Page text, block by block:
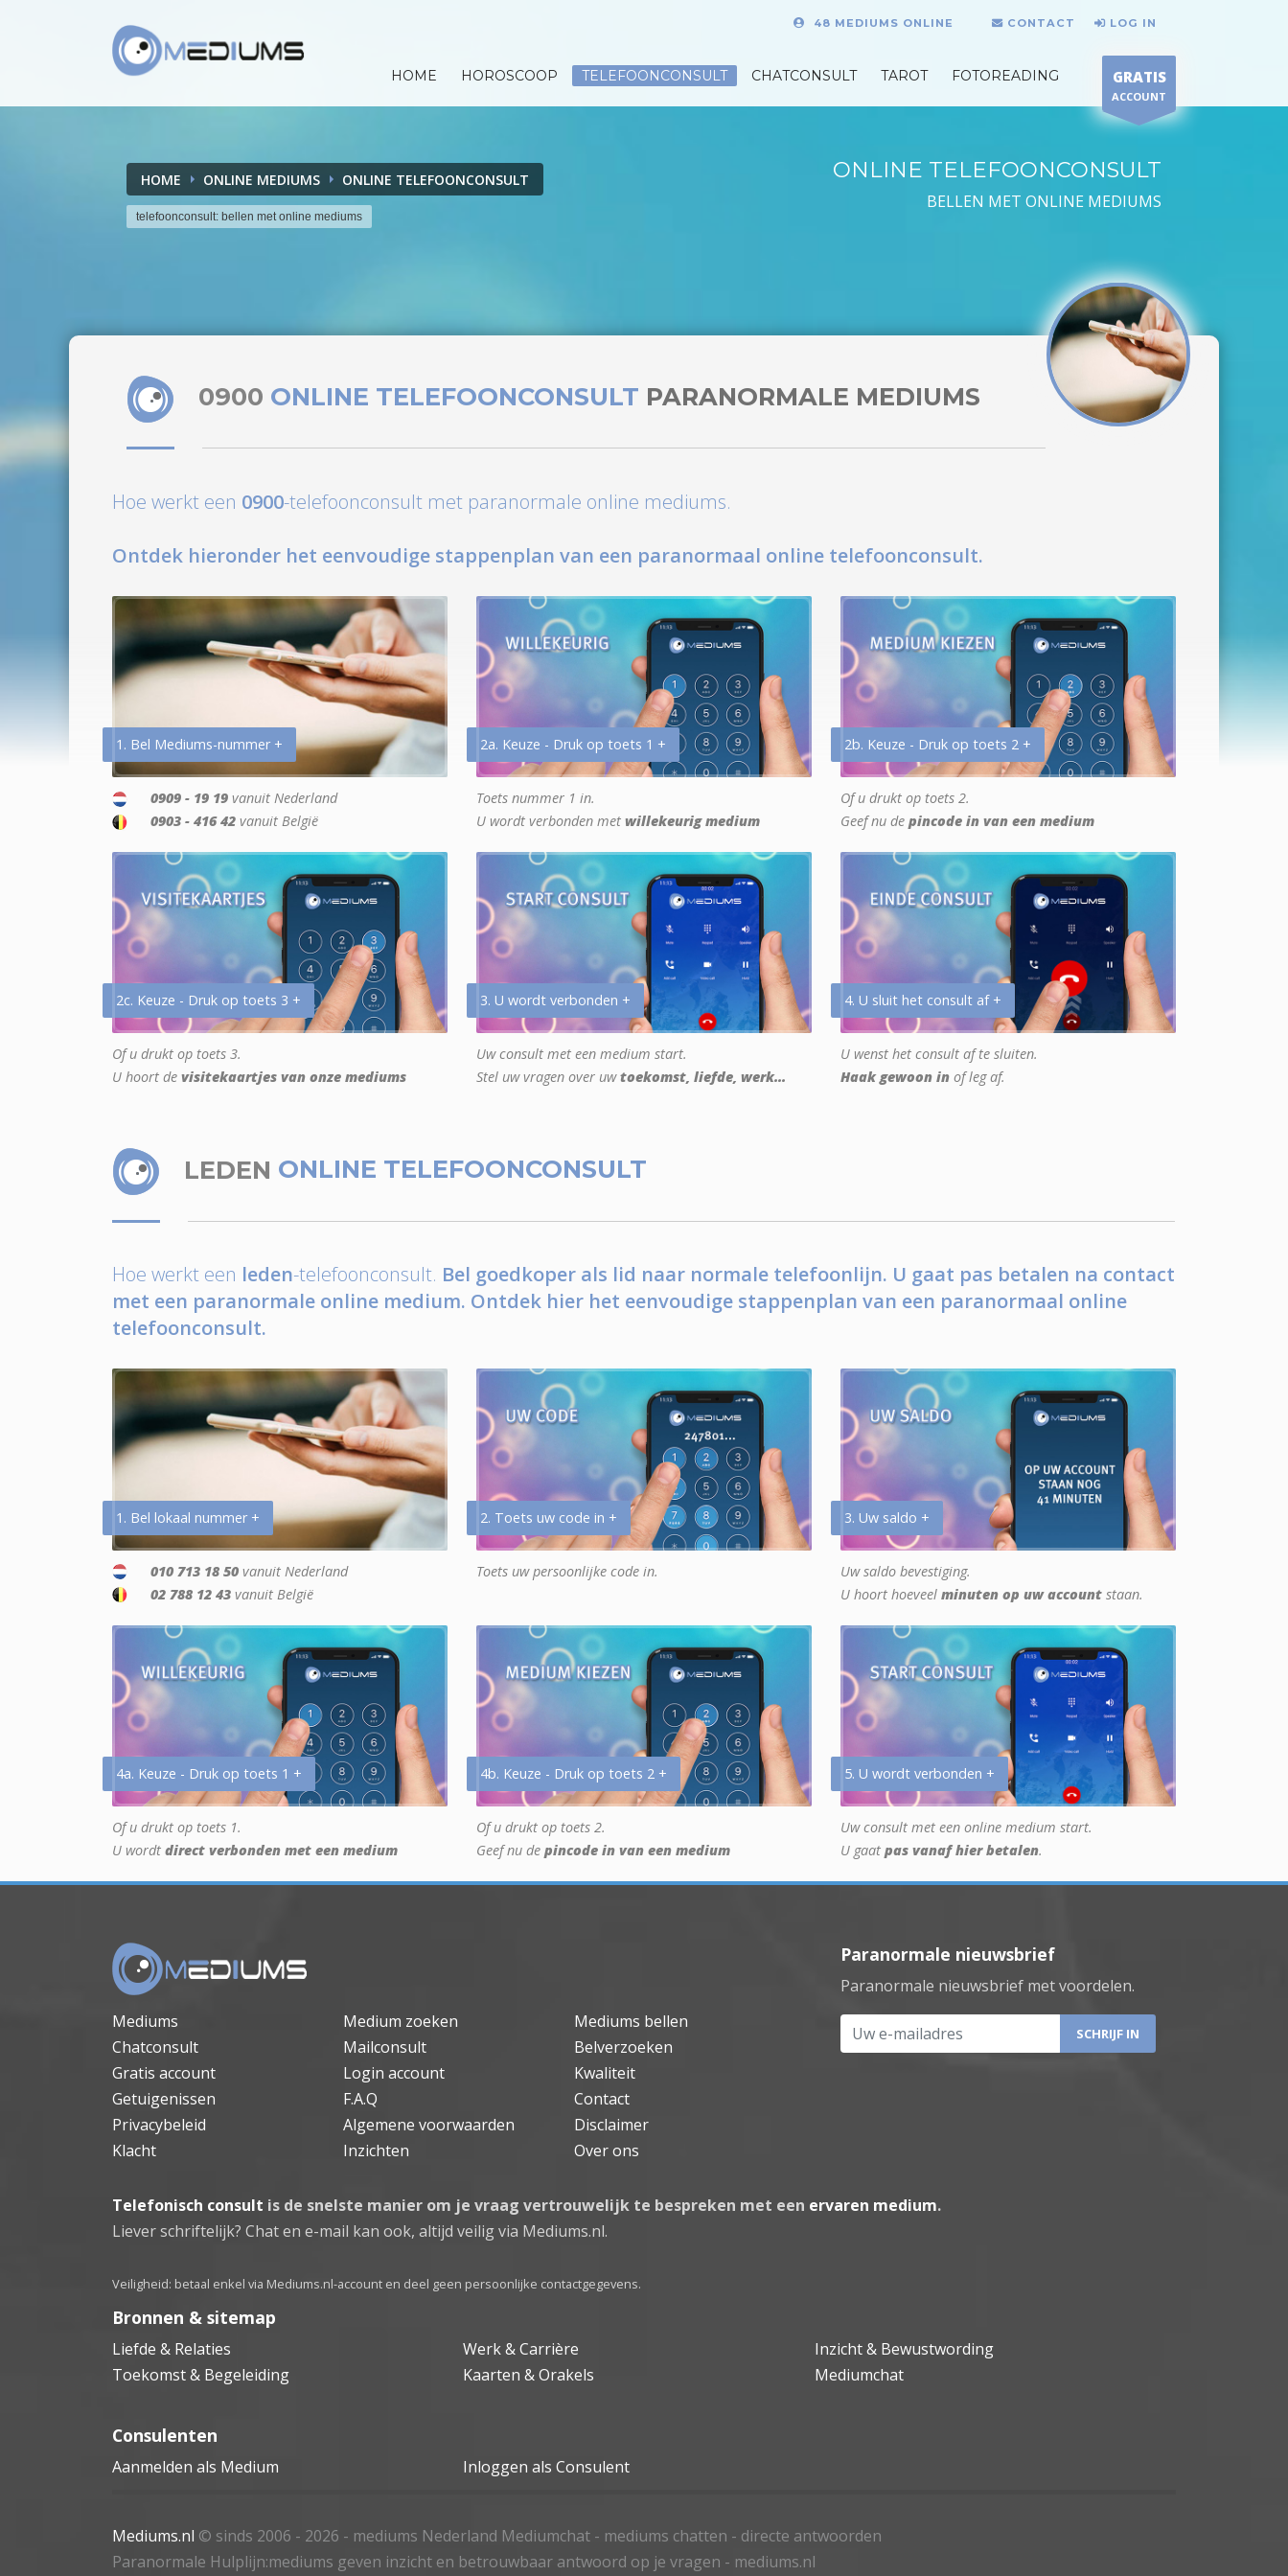
48 MEDIUMS ONLINE CONTACT LOG IN
HOME HOROSCOOP TELEFOONCONSULT CHATCONSULT TAROT FOTOREADING GRATIS
ACCOUNT
HOME ONLINE MEDIUMS ONLINE TELEFOONCONSULT
telefoonconsult: bellen met online mediums
ONLINE TELEFOONCONSULT
BELLEN MET ONLINE MEDIUMS
0900 ONLINE TELEFOONCONSULT PARANORMALE MEDIUMS
Hoe werkt een 0900-telefoonconsult met paranormale online mediums.
Ontdek hieronder het eenvoudige stappenplan van een paranormaal online telefoonconsult.
1. Bel Mediums-nummer +
0909 - 19 19 vanuit Nederland
0903 - 416 42 vanuit België
2a. Keuze - Druk op toets 1 +
Toets nummer 1 in.
U wordt verbonden met willekeurig medium
2b. Keuze - Druk op toets 2 +
Of u drukt op toets 2.
Geef nu de pincode in van een medium
2c. Keuze - Druk op toets 3 +
Of u drukt op toets 3.
U hoort de visitekaartjes van onze mediums
3. U wordt verbonden +
Uw consult met een medium start.
Stel uw vragen over uwtoekomst, liefde, werk...
4. U sluit het consult af +
U wenst het consult af te sluiten.
Haak gewoon in of leg af.
LEDEN ONLINE TELEFOONCONSULT
Hoe werkt een leden-telefoonconsult. Bel goedkoper als lid naar normale telefoonlijn. U gaat pas betalen na contact
met een paranormale online medium. Ontdek hier het eenvoudige stappenplan van een paranormaal online
telefoonconsult.
1. Bel lokaal nummer +
010 713 18 50 vanuit Nederland
02 788 12 43 vanuit België
2. Toets uw code in +
Toets uw persoonlijke code in.
3. Uw saldo +
Uw saldo bevestiging.
U hoort hoeveel minuten op uw account staan.
4a. Keuze - Druk op toets 1 +
Of u drukt op toets 1.
U wordt direct verbonden met een medium
4b. Keuze - Druk op toets 2 +
Of u drukt op toets 2.
Geef nu de pincode in van een medium
5. U wordt verbonden +
Uw consult met een online medium start.
U gaat pas vanaf hier betalen.
Mediums Medium zoeken
Mediums bellen
Chatconsult
Mailconsult
Belverzoeken
Gratis account
Login account
Kwaliteit
Getuigenissen
F.A.Q
Contact
Privacybeleid
Algemene voorwaarden
Disclaimer
Klacht
Inzichten Over ons
Paranormale nieuwsbrief
Paranormale nieuwsbrief met voordelen.
Uw e-mailadres
Telefonisch consult is de snelste manier om je vraag vertrouwelijk te bespreken met een ervaren medium.
Liever schriftelijk? Chat en e-mail kan ook, altijd veilig via Mediums.nl.
Veiligheid: betaal enkel via Mediums.nl-account en deel geen persoonlijke contactgegevens.
Bronnen & sitemap
Liefde & Relaties Werk & Carrière
Inzicht & Bewustwording
Toekomst & Begeleiding
Kaarten & Orakels Mediumchat
Consulenten
Aanmelden als Medium Inloggen als Consulent
Mediums.nl © sinds 2006 - 2026 - mediums Nederland Mediumchat - mediums chatten - directe antwoorden
Paranormale Hulplijn:mediums geven inzicht en betrouwbaar antwoord op je vragen - mediums.nl